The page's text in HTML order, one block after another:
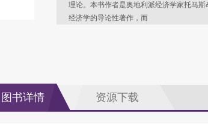
理论。本书作者是奥地利派经济学家托马
经济学的导论性著作，而
图书详情 资源下载